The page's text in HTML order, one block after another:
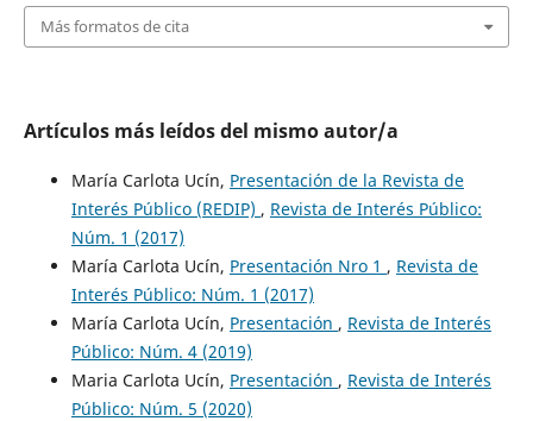
Más formatos de cita
Artículos más leídos del mismo autor/a
María Carlota Ucín, Presentación de la Revista de
Interés Público (REDIP) , Revista de Interés Público:
Núm. 1 (2017)
María Carlota Ucín, Presentación Nro 1 , Revista de
Interés Público: Núm. 1 (2017)
María Carlota Ucín, Presentación , Revista de Interés
Público: Núm. 4 (2019)
Maria Carlota Ucín, Presentación , Revista de Interés
Público: Núm. 5 (2020)